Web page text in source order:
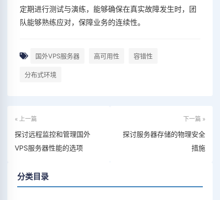
定期进行测试与演练，能够确保在真实故障发生时，团
队能够熟练应对，保障业务的连续性。
国外VPS服务器 高可用性 容错性
分布式环境
« 上一篇
探讨远程监控和管理国外
VPS服务器性能的选项
下一篇 »
探讨服务器存储的物理安全
措施
分类目录